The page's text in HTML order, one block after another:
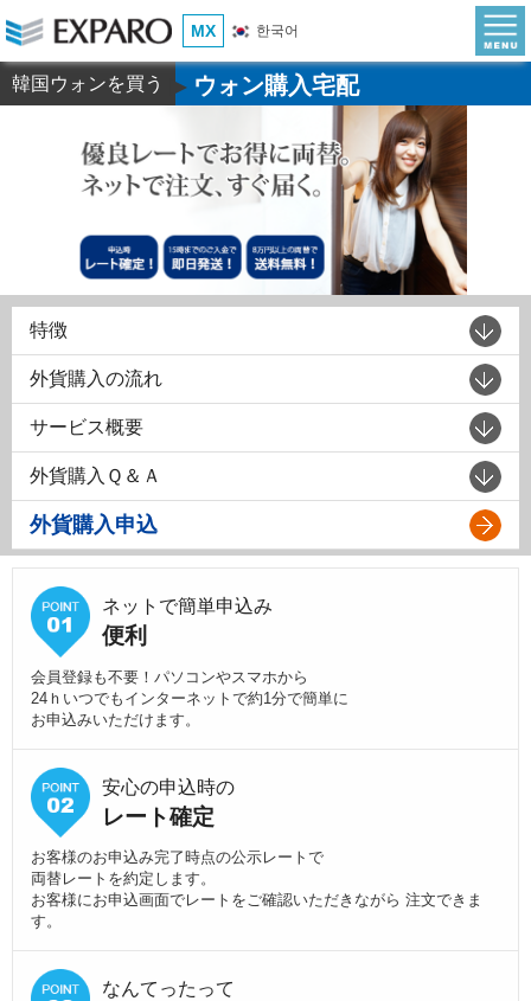
MX 한국어
韓国ウォンを買う ▶ウォン購入宅配
特徴
外貨購入の流れ
サービス概要
外貨購入Ｑ＆Ａ
外貨購入申込
ネットで簡単申込み
便利
会員登録も不要！パソコンやスマホから
24ｈいつでもインターネットで約1分で簡単に
お申込みいただけます。
安心の申込時の
レート確定
お客様のお申込み完了時点の公示レートで
両替レートを約定します。
お客様にお申込画面でレートをご確認いただきながら 注文できま
す。
なんてったって